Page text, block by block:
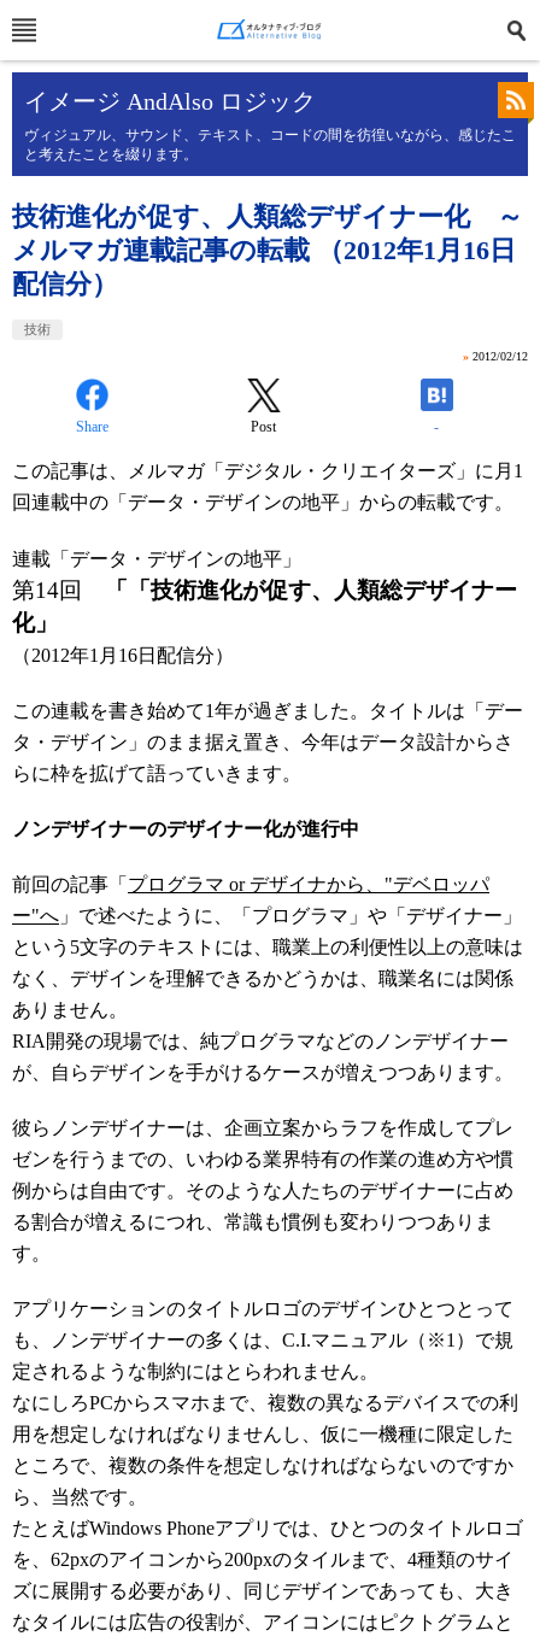
イメージ AndAlso ロジック
ヴィジュアル、サウンド、テキスト、コードの間を彷徨いながら、感じたこ
と考えたことを綴ります。
技術進化が促す、人類総デザイナー化 ～
メルマガ連載記事の転載 （2012年1月16日
配信分）
技術
» 2012/02/12
Share Post -
この記事は、メルマガ「デジタル・クリエイターズ」に月1
回連載中の「データ・デザインの地平」からの転載です。
連載「データ・デザインの地平」
第14回 「
「技術進化が促す、人類総デザイナー
化」
（2012年1月16日配信分）
この連載を書き始めて1年が過ぎました。タイトルは「デー
タ・デザイン」のまま据え置き、今年はデータ設計からさ
らに枠を拡げて語っていきます。
ノンデザイナーのデザイナー化が進行中
前回の記事「 プログラマ or デザイナから、"デベロッパ
ー"へ 」で述べたように、「プログラマ」や「デザイナー」
という5文字のテキストには、職業上の利便性以上の意味は
なく、デザインを理解できるかどうかは、職業名には関係
ありません。
RIA開発の現場では、純プログラマなどのノンデザイナー
が、自らデザインを手がけるケースが増えつつあります。
彼らノンデザイナーは、企画立案からラフを作成してプレ
ゼンを行うまでの、いわゆる業界特有の作業の進め方や慣
例からは自由です。そのような人たちのデザイナーに占め
る割合が増えるにつれ、常識も慣例も変わりつつありま
す。
アプリケーションのタイトルロゴのデザインひとつとって
も、ノンデザイナーの多くは、C.I.マニュアル（※1）で規
定されるような制約にはとらわれません。
なにしろPCからスマホまで、複数の異なるデバイスでの利
用を想定しなければなりませんし、仮に一機種に限定した
ところで、複数の条件を想定しなければならないのですか
ら、当然です。
たとえばWindows Phoneアプリでは、ひとつのタイトルロゴ
を、62pxのアイコンから200pxのタイルまで、4種類のサイ
ズに展開する必要があり、同じデザインであっても、大き
なタイルには広告の役割が、アイコンにはピクトグラムと